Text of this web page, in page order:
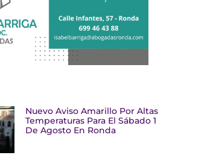
Nuevo Aviso Amarillo Por Altas
Temperaturas Para El Sábado 1
De Agosto En Ronda